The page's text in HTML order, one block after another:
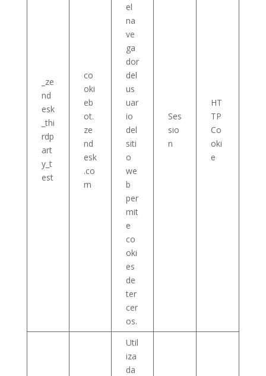
_ze
nd
esk
_thi
rdp
art
y_t
est
co
oki
eb
ot.
ze
nd
esk
.co
m
el
na
ve
ga
dor
del
us
uar
io
del
siti
o
we
b
per
mit
e
co
oki
es
de
ter
cer
os.
Ses
sio
n
HT
TP
Co
oki
e
Util
iza
da